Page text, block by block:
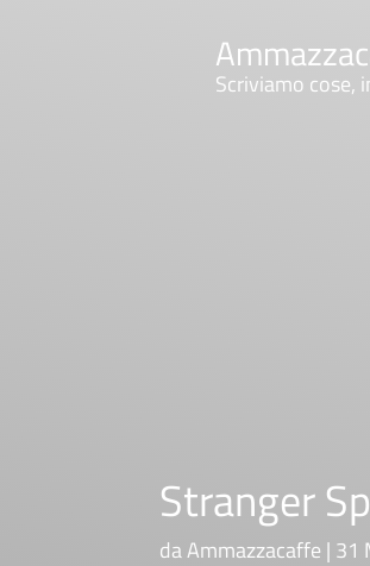
Scriviamo cose,
Stranger
daAmmazzacaffe 31